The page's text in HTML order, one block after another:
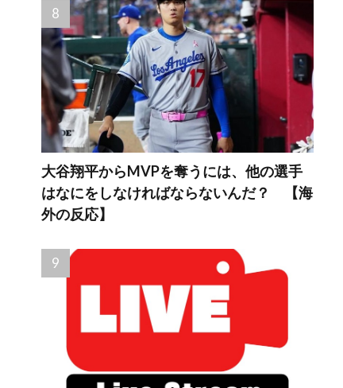
大谷翔平からMVPを奪うには、他の選手
はなにをしなければならないんだ？ 【海
外の反応】